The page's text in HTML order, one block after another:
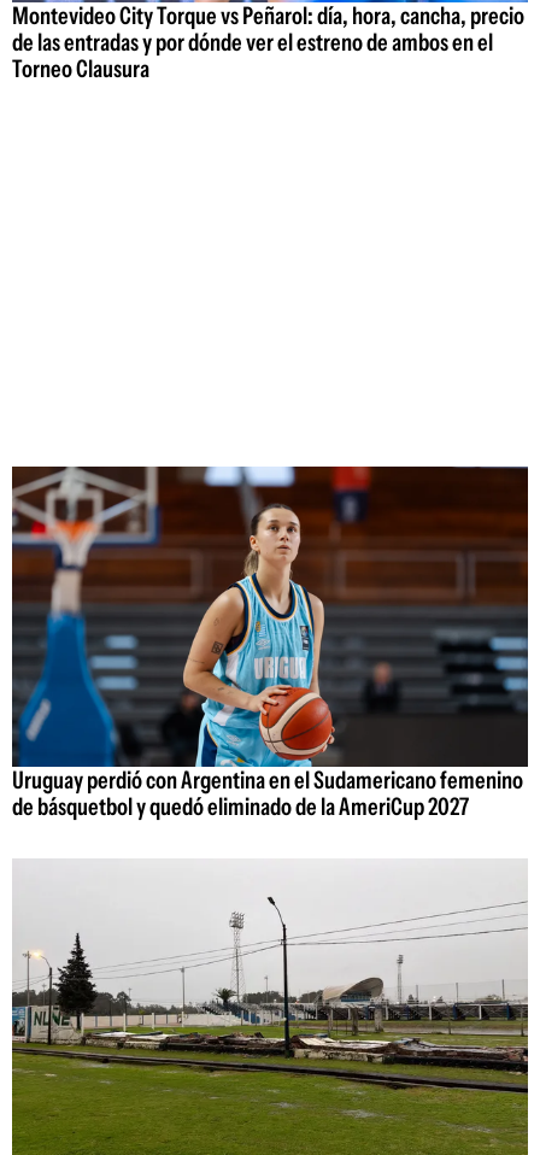
Montevideo City Torque vs Peñarol: día, hora, cancha, precio
de las entradas y por dónde ver el estreno de ambos en el
Torneo Clausura
Uruguay perdió con Argentina en el Sudamericano femenino
de básquetbol y quedó eliminado de la AmeriCup 2027